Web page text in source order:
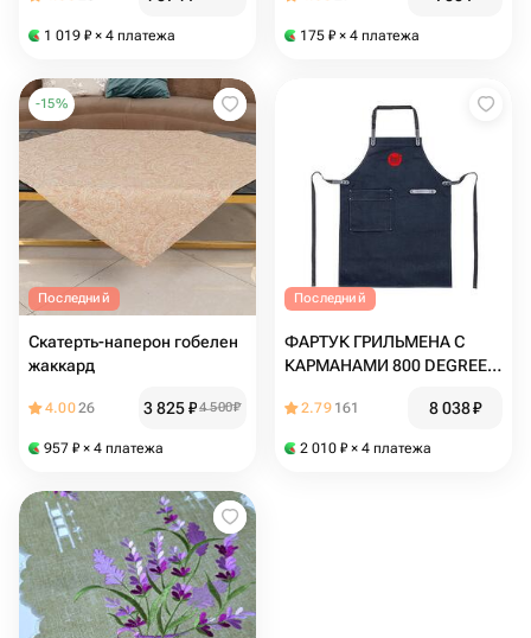
1 019 ₽ × 4 платежа 175 ₽ × 4 платежа
-15%
Последний
Скатерть-наперон гобелен
жаккард
4.0026 3 825₽4 500₽
957 ₽ × 4 платежа
Последний
ФАРТУК ГРИЛЬМЕНА С
КАРМАНАМИ 800 DEGREES
2.79 161 8 038₽
2 010 ₽ × 4 платежа